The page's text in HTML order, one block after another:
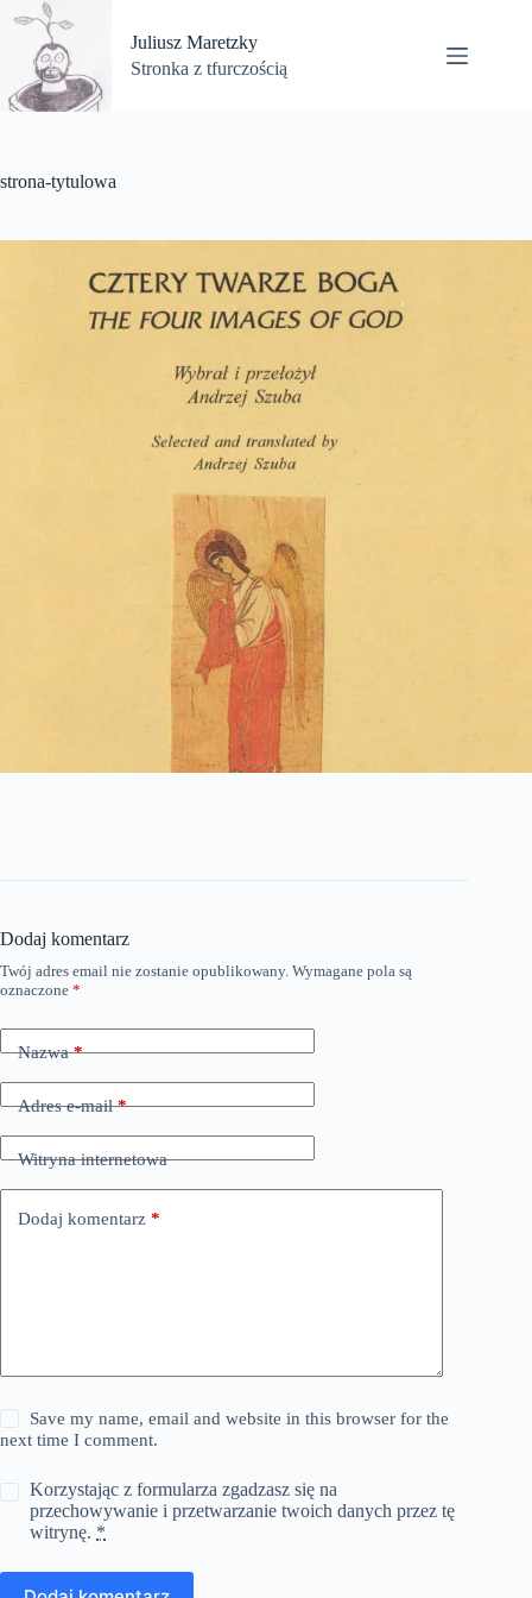
Przejdź
do
treści
Juliusz Maretzky
Stronka z tfurczością
strona-tytulowa
Dodaj komentarz
Twój adres email nie zostanie opublikowany. Wymagane pola są
oznaczone *
Nazwa*
Adres e-mail*
Witryna internetowa
Dodaj komentarz *
Save my name, email and website in this browser for the
next time I comment.
Korzystając z formularza zgadzasz się na
przechowywanie i przetwarzanie twoich danych przez tę
witrynę. *